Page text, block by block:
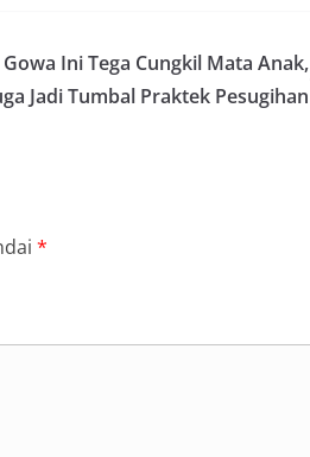
Ini Tega Cungkil Mata Anak,
Jadi Tumbal Praktek Pesugihan
*